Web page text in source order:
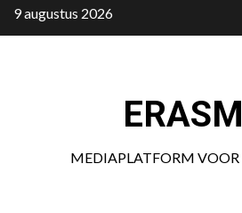
Ga
naar
9 augustus 2026
MEDIAPLATFORM